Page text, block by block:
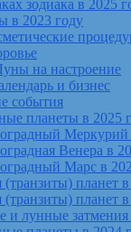
зодиака в 2025
в 2023 году
на настроение
и бизнес
события
планеты в 2025
Меркурий
Венера в
Марс в
(транзиты) планет
(транзиты) планет
и лунные затмения